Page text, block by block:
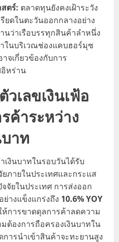
ตร์: ตลาดทุนยังคงเฝ้าระวัง
ดในตะวันออกกลางอย่าง
นว่าเรือบรรทุกสินค้าลำหนึ่ง
ในบริเวณช่องแคบฮอร์มุซ
จเกี่ยวข้องกับการ
อิหร่าน
เลขเงินเฟ้อ
ค้าระหว่าง
าท
เงินบาทในรอบวันได้รับ
ภายในประเทศและกระแส
จัยในประเทศ การส่งออก
างแข็งแกร่งถึง 10.6% YOY
การขาดดุลการค้าลดความ
ต้องการถือครองเงินบาทใน
ารนำเข้าสินค้าจะทะยานสูง